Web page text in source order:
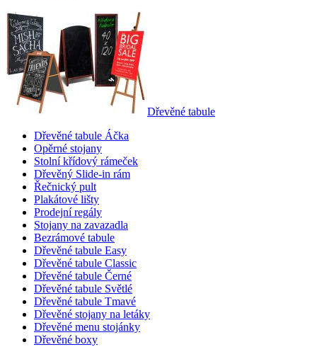
Dřevěné tabule
Dřevěné tabule Áčka
Opěrné stojany
Stolní křídový rámeček
Dřevěný Slide-in rám
Řečnický pult
Plakátové lišty
Prodejní regály
Stojany na zavazadla
Bezrámové tabule
Dřevěné tabule Easy
Dřevěné tabule Classic
Dřevěné tabule Černé
Dřevěné tabule Světlé
Dřevěné tabule Tmavé
Dřevěné stojany na letáky
Dřevěné menu stojánky
Dřevěné boxy